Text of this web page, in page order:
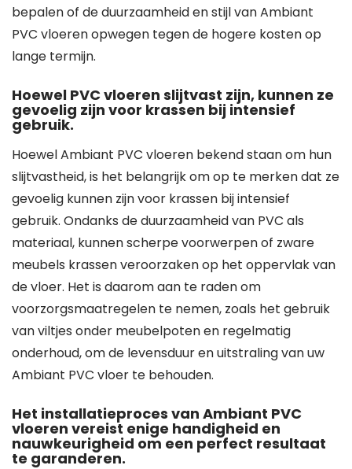
bepalen of de duurzaamheid en stijl van Ambiant
PVC vloeren opwegen tegen de hogere kosten op
lange termijn.
Hoewel PVC vloeren slijtvast zijn, kunnen ze
gevoelig zijn voor krassen bij intensief
gebruik.
Hoewel Ambiant PVC vloeren bekend staan om hun
slijtvastheid, is het belangrijk om op te merken dat ze
gevoelig kunnen zijn voor krassen bij intensief
gebruik. Ondanks de duurzaamheid van PVC als
materiaal, kunnen scherpe voorwerpen of zware
meubels krassen veroorzaken op het oppervlak van
de vloer. Het is daarom aan te raden om
voorzorgsmaatregelen te nemen, zoals het gebruik
van viltjes onder meubelpoten en regelmatig
onderhoud, om de levensduur en uitstraling van uw
Ambiant PVC vloer te behouden.
Het installatieproces van Ambiant PVC
vloeren vereist enige handigheid en
nauwkeurigheid om een perfect resultaat
te garanderen.